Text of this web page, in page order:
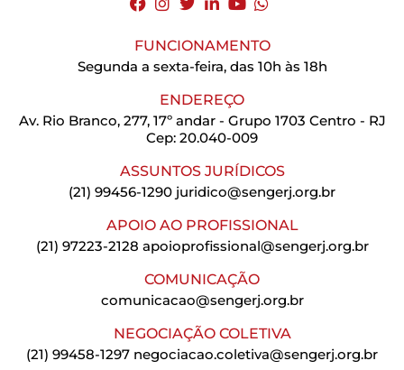
FUNCIONAMENTO
Segunda a sexta-feira, das 10h às 18h
ENDEREÇO
Av. Rio Branco, 277, 17º andar - Grupo 1703 Centro - RJ
Cep: 20.040-009
ASSUNTOS JURÍDICOS
(21) 99456-1290 juridico@sengerj.org.br
APOIO AO PROFISSIONAL
(21) 97223-2128 apoioprofissional@sengerj.org.br
COMUNICAÇÃO
comunicacao@sengerj.org.br
NEGOCIAÇÃO COLETIVA
(21) 99458-1297 negociacao.coletiva@sengerj.org.br